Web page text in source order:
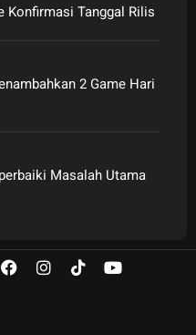
Konfirmasi Tanggal Rilis
2 Game Hari
Masalah Utama